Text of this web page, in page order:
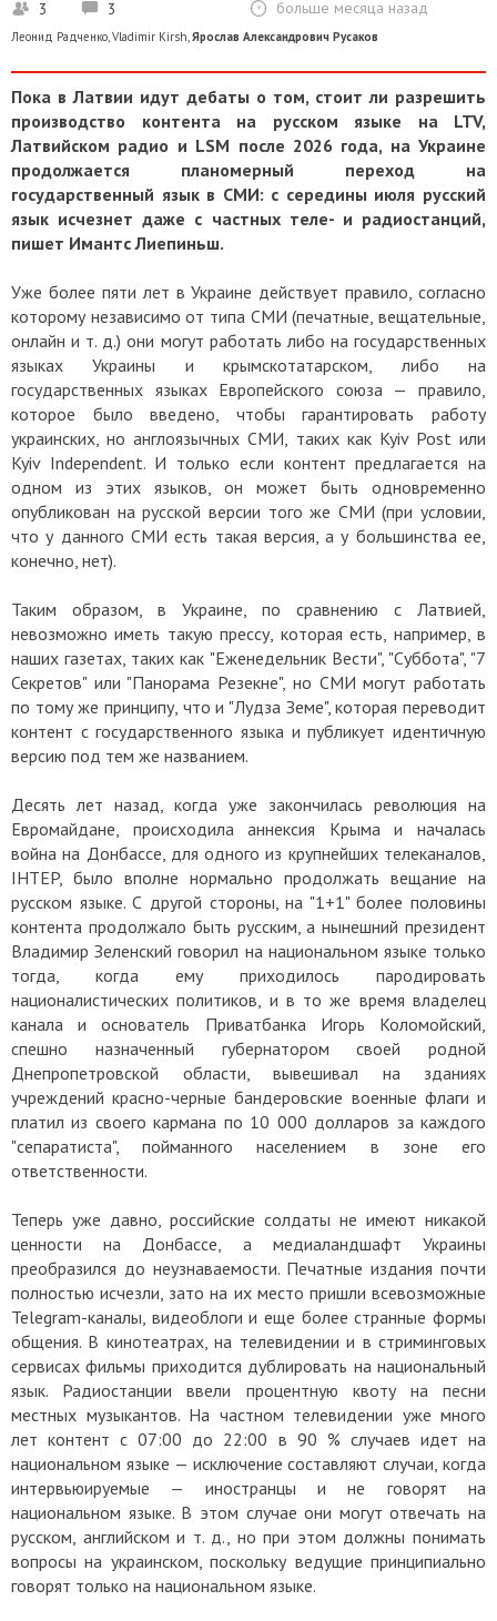
3 3 больше месяца назад
Леонид Радченко,Vladimir Kirsh,Ярослав Александрович Русаков
Пока в Латвии идут дебаты о том, стоит ли разрешить
производство контента на русском языке на LTV,
Латвийском радио и LSM после 2026 года, на Украине
продолжается планомерный переход на
государственный язык в СМИ: с середины июля русский
язык исчезнет даже с частных теле- и радиостанций,
пишет Имантс Лиепиньш.
Уже более пяти лет в Украине действует правило, согласно
которому независимо от типа СМИ (печатные, вещательные,
онлайн и т. д.) они могут работать либо на государственных
языках Украины и крымскотатарском, либо на
государственных языках Европейского союза — правило,
которое было введено, чтобы гарантировать работу
украинских, но англоязычных СМИ, таких как Kyiv Post или
Kyiv Independent. И только если контент предлагается на
одном из этих языков, он может быть одновременно
опубликован на русской версии того же СМИ (при условии,
что у данного СМИ есть такая версия, а у большинства ее,
конечно, нет).
Таким образом, в Украине, по сравнению с Латвией,
невозможно иметь такую прессу, которая есть, например, в
наших газетах, таких как "Еженедельник Вести", "Суббота", "7
Секретов" или "Панорама Резекне", но СМИ могут работать
по тому же принципу, что и "Лудза Земе", которая переводит
контент с государственного языка и публикует идентичную
версию под тем же названием.
Десять лет назад, когда уже закончилась революция на
Евромайдане, происходила аннексия Крыма и началась
война на Донбассе, для одного из крупнейших телеканалов,
IHTEP, было вполне нормально продолжать вещание на
русском языке. С другой стороны, на "1+1" более половины
контента продолжало быть русским, а нынешний президент
Владимир Зеленский говорил на национальном языке только
тогда, когда ему приходилось пародировать
националистических политиков, и в то же время владелец
канала и основатель Приватбанка Игорь Коломойский,
спешно назначенный губернатором своей родной
Днепропетровской области, вывешивал на зданиях
учреждений красно-черные бандеровские военные флаги и
платил из своего кармана по 10 000 долларов за каждого
"сепаратиста", пойманного населением в зоне его
ответственности.
Теперь уже давно, российские солдаты не имеют никакой
ценности на Донбассе, а медиаландшафт Украины
преобразился до неузнаваемости. Печатные издания почти
полностью исчезли, зато на их место пришли всевозможные
Telegram-каналы, видеоблоги и еще более странные формы
общения. В кинотеатрах, на телевидении и в стриминговых
сервисах фильмы приходится дублировать на национальный
язык. Радиостанции ввели процентную квоту на песни
местных музыкантов. На частном телевидении уже много
лет контент с 07:00 до 22:00 в 90 % случаев идет на
национальном языке — исключение составляют случаи, когда
интервьюируемые — иностранцы и не говорят на
национальном языке. В этом случае они могут отвечать на
русском, английском и т. д., но при этом должны понимать
вопросы на украинском, поскольку ведущие принципиально
говорят только на национальном языке.